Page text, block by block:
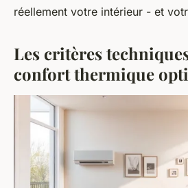
réellement votre intérieur - et
Les critères
confort thermique